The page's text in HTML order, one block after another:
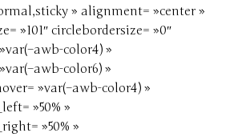
» alignment= »center »
»101″ circlebordersize= »0″
color4) »
color6) »
»var(–awb-color4) »
»50% »
»50% »